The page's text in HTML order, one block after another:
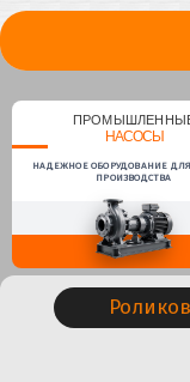
НАСОСЫ
НАДЕЖНОЕ ОБОРУДОВАНИЕ
ПРОИЗВОДСТВА